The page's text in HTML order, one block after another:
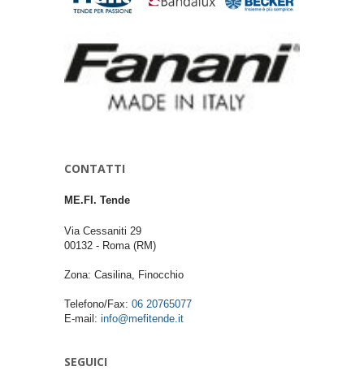
CONTATTI
ME.FI. Tende
Via Cessaniti 29
00132 - Roma(RM)
Zona: Casilina, Finocchio
Telefono/Fax: 06 20765077
E-mail: info@mefitende.it
SEGUICI